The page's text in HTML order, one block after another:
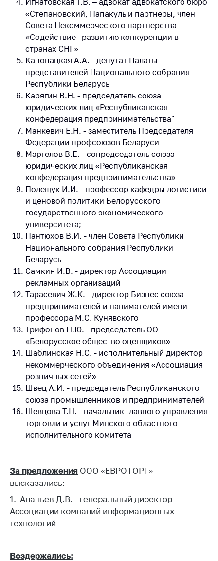
Игнатовская Т.В. – адвокат адвокатского бюро
«Степановский, Папакуль и партнеры, член
Совета Некоммерческого партнерства
«Содействие развитию конкуренции в
странах СНГ»
Канопацкая А.А. - депутат Палаты
представителей Национального собрания
Республики Беларусь
Карягин В.Н. - председатель союза
юридических лиц «Республиканская
конфедерация предпринимательства"
Манкевич Е.Н. - заместитель Председателя
Федерации профсоюзов Беларуси
Маргелов В.Е. - сопредседатель союза
юридических лиц «Республиканская
конфедерация предпринимательства»
Полещук И.И. - профессор кафедры логистики
и ценовой политики Белорусского
государственного экономического
университета;
Пантюхов В.И. - член Совета Республики
Национального собрания Республики
Беларусь
Самкин И.В. - директор Ассоциации
рекламных организаций
Тарасевич Ж.К. - директор Бизнес союза
предпринимателей и нанимателей имени
профессора М.С. Кунявского
Трифонов Н.Ю. - председатель ОО
«Белорусское общество оценщиков»
Шаблинская Н.С. - исполнительный директор
некоммерческого объединения «Ассоциация
розничных сетей»
Швец А.И. - председатель Республиканского
союза промышленников и предпринимателей
Шевцова Т.Н. - начальник главного управления
торговли и услуг Минского областного
исполнительного комитета
За предложения ООО «ЕВРОТОРГ»
высказались:
1. Ананьев Д.В. - генеральный директор
Ассоциации компаний информационных
технологий
Воздержались: